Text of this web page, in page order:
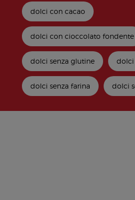
dolci con cacao
dolci con cioccolato fondente
dolci senza glutine dolci
dolci senza farina dolci